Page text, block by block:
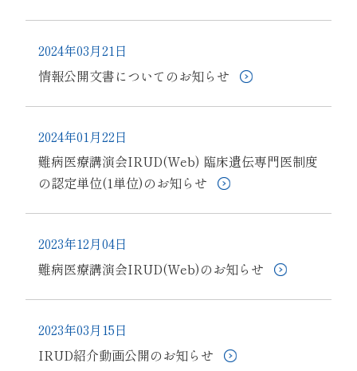
2024年03月21日
情報公開文書についてのお知らせ
2024年01月22日
難病医療講演会IRUD(Web) 臨床遺伝専門医制度
の認定単位(1単位)のお知らせ
2023年12月04日
難病医療講演会IRUD(Web)のお知らせ
2023年03月15日
IRUD紹介動画公開のお知らせ